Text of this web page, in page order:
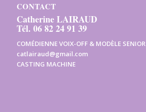
CONTACT
Catherine LAIRAUD
Tél. 06 82 24 91 39
COMÉDIENNE VOIX-OFF & MODÈLE SENIOR
catlairaud@gmail.com
CASTING MACHINE